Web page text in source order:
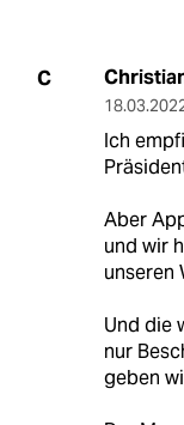
C
Ich
Aber
und wir
unseren
Und die
nur
geben